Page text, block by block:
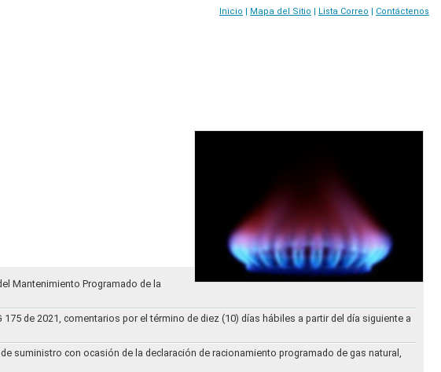
Inicio | Mapa del Sitio | Lista Correo | Contáctenos
Mantenimiento Programado de la
de 2021, comentarios por el término de diez (10) días hábiles a partir del día siguiente a
suministro con ocasión de la declaración de racionamiento programado de gas natural,